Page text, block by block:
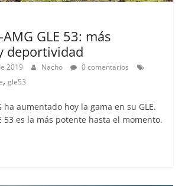
GLE 53: más
deportividad
2019 Nacho
0 comentarios
, gle53
ha aumentado hoy la gama en su GLE.
53 es la más potente hasta el momento.